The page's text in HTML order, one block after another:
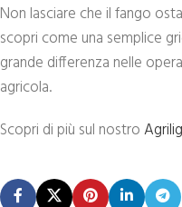
Non lasciare che il fango
scopri come una semplice
grande differenza nelle
agricola.
Scopri di più sul nostro